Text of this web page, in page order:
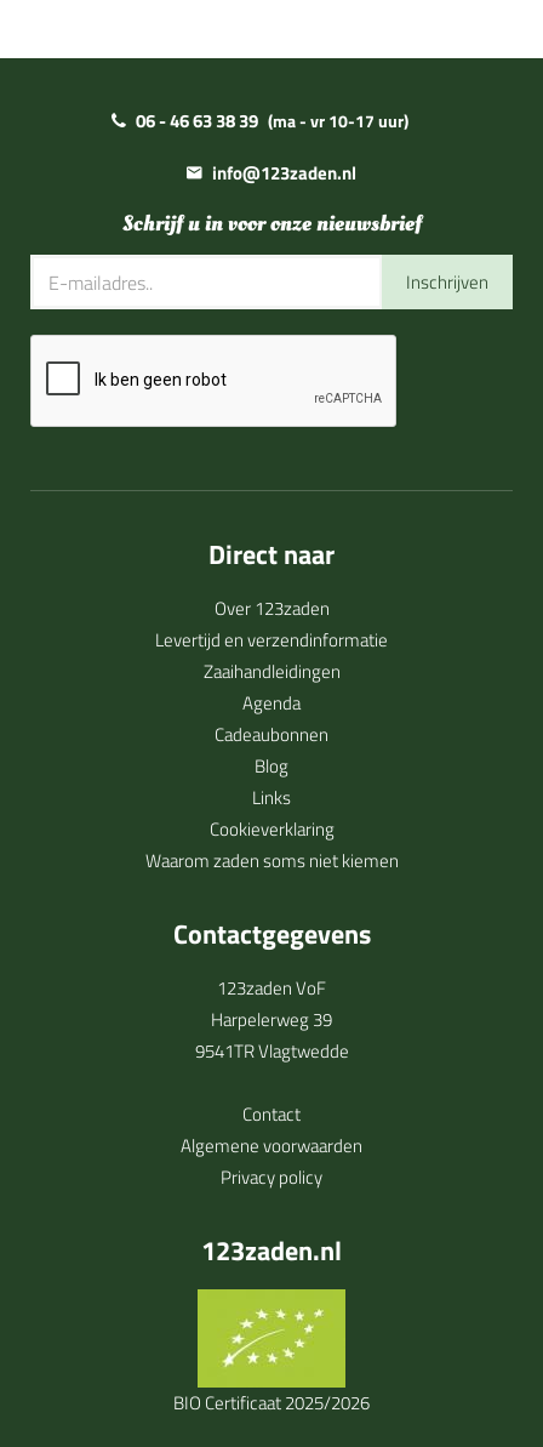
06 - 46 63 38 39 (ma - vr 10-17 uur)
info@123zaden.nl
Schrijf u in voor onze nieuwsbrief
Inschrijven
Direct naar
Over 123zaden
Levertijd en verzendinformatie
Zaaihandleidingen
Agenda
Cadeaubonnen
Blog
Links
Cookieverklaring
Waarom zaden soms niet kiemen
Contactgegevens
123zaden VoF
Harpelerweg 39
9541TR Vlagtwedde
Contact
Algemene voorwaarden
Privacy policy
123zaden.nl
BIO Certificaat 2025/2026